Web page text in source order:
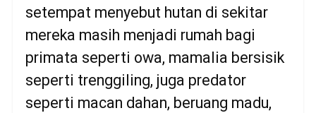
setempat menyebut hutan di sekitar
mereka masih menjadi rumah bagi
primata seperti owa, mamalia bersisik
seperti trenggiling, juga predator
seperti macan dahan, beruang madu,